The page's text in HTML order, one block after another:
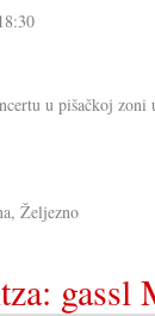
u pišačkoj zoni
Željezno